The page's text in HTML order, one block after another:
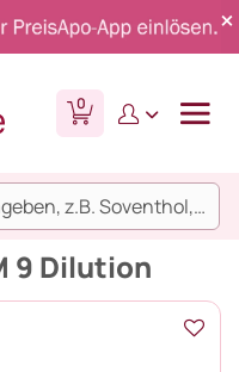
0
9 Dilution